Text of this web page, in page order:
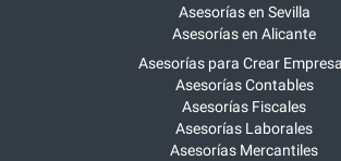
Asesorías en Sevilla
Asesorías en Alicante
Asesorías para Crear
Asesorías Contables
Asesorías Fiscales
Asesorías Laborales
Asesorías Mercantiles